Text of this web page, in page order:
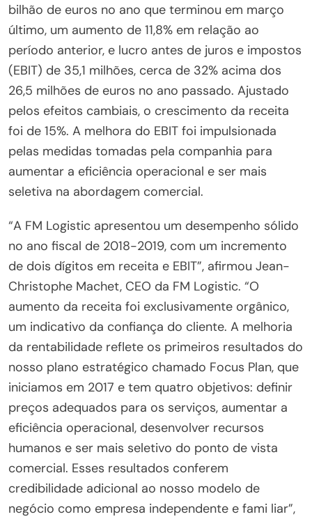
bilhão de euros no ano que terminou em março
último, um aumento de 11,8% em relação ao
período anterior, e lucro antes de juros e impostos
(EBIT) de 35,1 milhões, cerca de 32% acima dos
26,5 milhões de euros no ano passado. Ajustado
pelos efeitos cambiais, o crescimento da receita
foi de 15%. A melhora do EBIT foi impulsionada
pelas medidas tomadas pela companhia para
aumentar a eficiência operacional e ser mais
seletiva na abordagem comercial.
“A FM Logistic apresentou um desempenho sólido
no ano fiscal de 2018-2019, com um incremento
de dois dígitos em receita e EBIT”, afirmou Jean-
Christophe Machet, CEO da FM Logistic. “O
aumento da receita foi exclusivamente orgânico,
um indicativo da confiança do cliente. A melhoria
da rentabilidade reflete os primeiros resultados do
nosso plano estratégico chamado Focus Plan, que
iniciamos em 2017 e tem quatro objetivos: definir
preços adequados para os serviços, aumentar a
eficiência operacional, desenvolver recursos
humanos e ser mais seletivo do ponto de vista
comercial. Esses resultados conferem
credibilidade adicional ao nosso modelo de
negócio como empresa independente e fami liar”,